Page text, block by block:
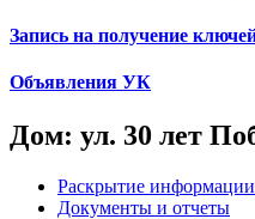
Запись на получение
Объявления УК
Дом: ул. 30 лет
Раскрытие
Документы и отчеты